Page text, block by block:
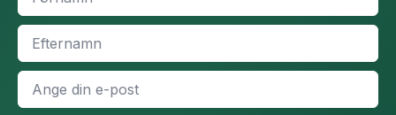
Efternamn
E-
post
*